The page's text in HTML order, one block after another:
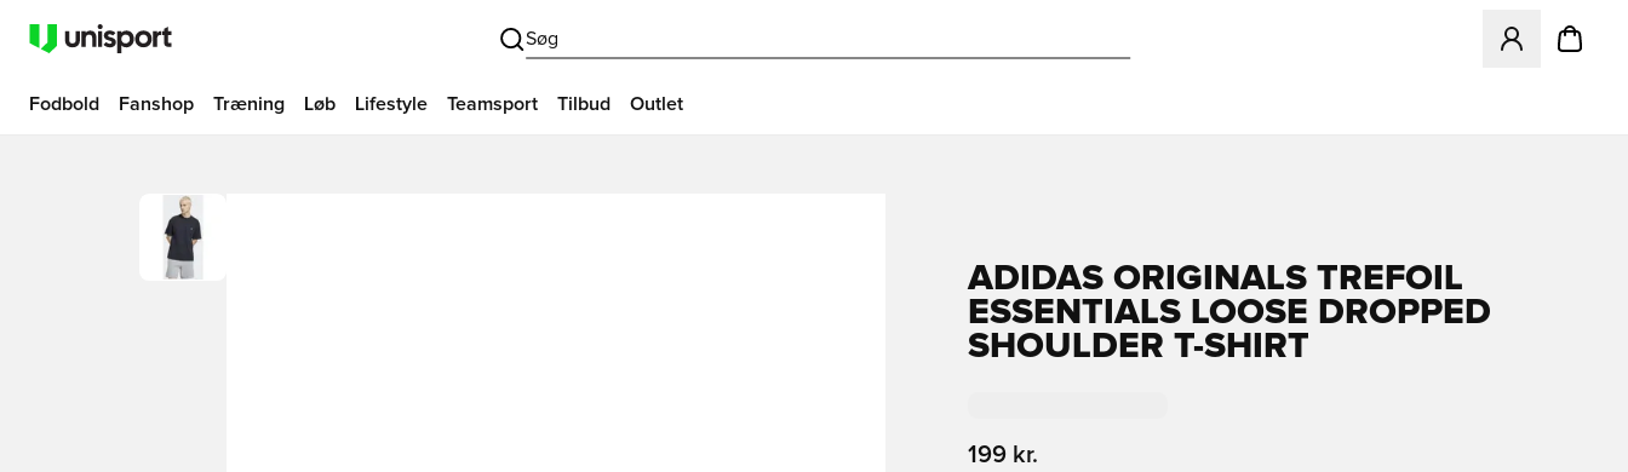
Søg
Åbner en
Fodbold Fanshop Træning Løb Lifestyle Teamsport Tilbud Outlet
ADIDAS ORIGINALS TREFOIL
ESSENTIALS LOOSE DROPPED
SHOULDER T-SHIRT
199 kr.